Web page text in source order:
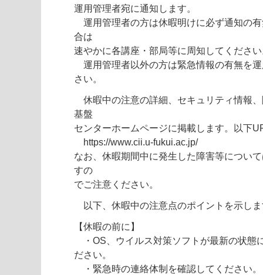
運用管理者宛に通知します。
運用管理者の方は休暇明けに必ず通知の
合は
速やかに各講座・部局等に周知してくださ
運用管理者以外の方は緊急情報の有無を
さい。
休暇中の注意の詳細、セキュリティ情報
基盤
センターホームページに掲載します。以下
https://www.cii.u-fukui.ac.jp/
なお、休暇期間中に発生した障害等につい
すの
でご注意ください。
以下、休暇中の注意点のポイントを示し
【休暇の前に】
・OS、ウイルス対策ソフトが最新の状態
ださい。
・緊急時の連絡体制を確認してください。